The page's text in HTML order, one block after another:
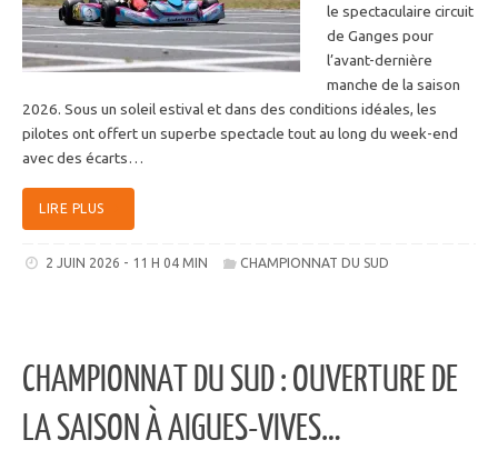
le spectaculaire circuit
de Ganges pour
l’avant-dernière
manche de la saison
2026. Sous un soleil estival et dans des conditions idéales, les
pilotes ont offert un superbe spectacle tout au long du week-end
avec des écarts…
LIRE PLUS
2 JUIN 2026 - 11 H 04 MIN CHAMPIONNAT DU SUD
CHAMPIONNAT DU SUD : OUVERTURE DE
LA SAISON À AIGUES-VIVES…